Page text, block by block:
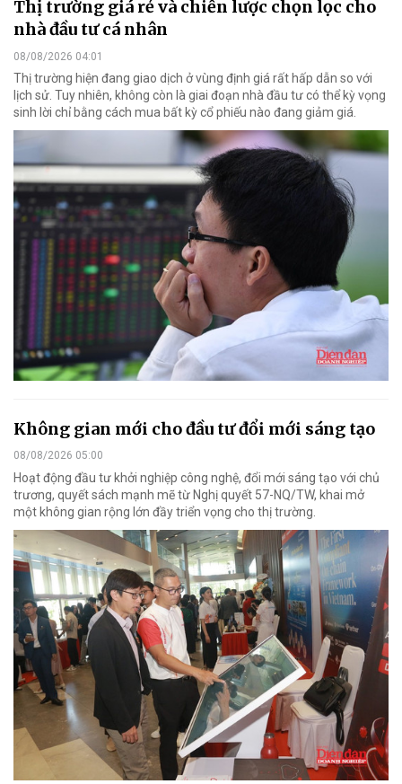
Thị trường giá rẻ và chiến lược chọn lọc cho
nhà đầu tư cá nhân
08/08/2026 04:01
Thị trường hiện đang giao dịch ở vùng định giá rất hấp dẫn so với
lịch sử. Tuy nhiên, không còn là giai đoạn nhà đầu tư có thể kỳ vọng
sinh lời chỉ bằng cách mua bất kỳ cổ phiếu nào đang giảm giá.
Không gian mới cho đầu tư đổi mới sáng tạo
08/08/2026 05:00
Hoạt động đầu tư khởi nghiệp công nghệ, đổi mới sáng tạo với chủ
trương, quyết sách mạnh mẽ từ Nghị quyết 57-NQ/TW, khai mở
một không gian rộng lớn đầy triển vọng cho thị trường.